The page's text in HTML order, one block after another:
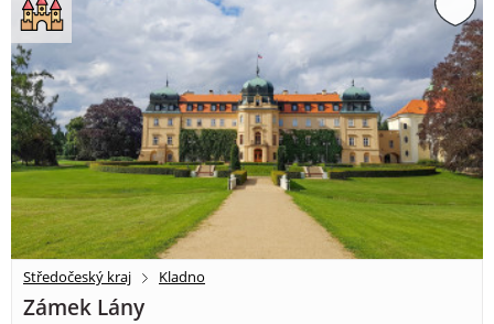
Středočeský kraj Kladno
Zámek Lány